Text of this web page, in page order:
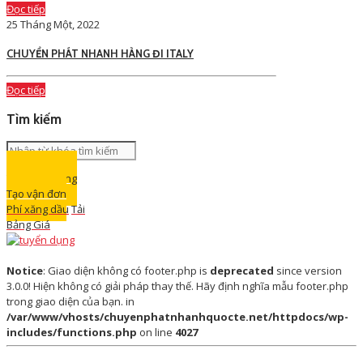
Đọc tiếp
25 Tháng Một, 2022
CHUYỂN PHÁT NHANH HÀNG ĐI ITALY
Đọc tiếp
Tìm kiếm
Theo dõi hàng
Tạo vận đơn
Phí xăng dầuTải
Bảng Giá
Notice: Giao diện không có footer.php is deprecated since version
3.0.0! Hiện không có giải pháp thay thế. Hãy định nghĩa mẫu footer.php
trong giao diện của bạn. in
/var/www/vhosts/chuyenphatnhanhquocte.net/httpdocs/wp-
includes/functions.php on line 4027